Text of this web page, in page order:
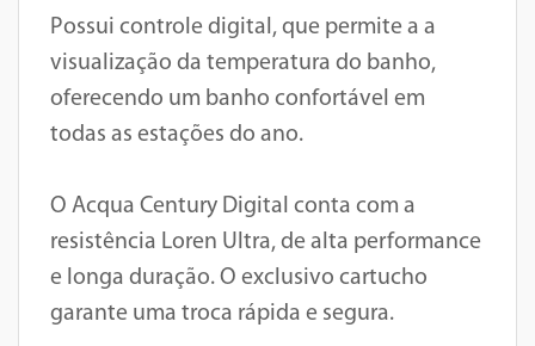
Possui controle digital, que permite a a
visualização da temperatura do banho,
oferecendo um banho confortável em
todas as estações do ano.
O Acqua Century Digital conta com a
resistência Loren Ultra, de alta performance
e longa duração. O exclusivo cartucho
garante uma troca rápida e segura.